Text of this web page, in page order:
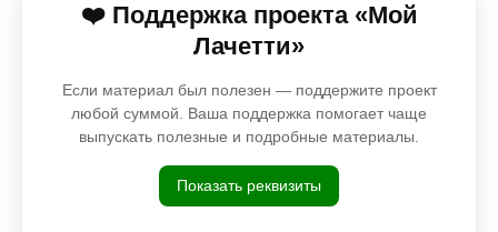
❤️ Поддержка проекта «Мой
Лачетти»
Если материал был полезен — поддержите проект
любой суммой. Ваша поддержка помогает чаще
выпускать полезные и подробные материалы.
Показать реквизиты